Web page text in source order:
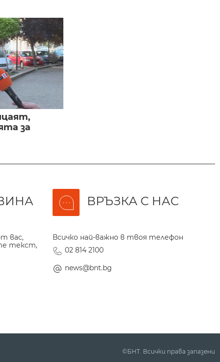
за
вас,
текст,
ВРЪЗКА С НАС
Всичко най-важно в твоя телефон
02 814 2100
news@bnt.bg
©БНТ. Всички права запазени